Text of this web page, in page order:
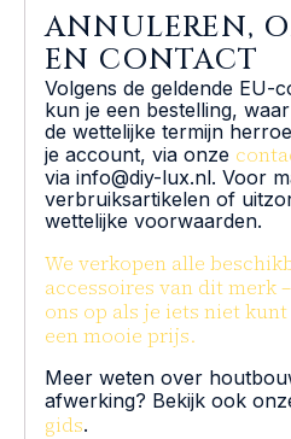
ANNULEREN,
EN CONTACT
Volgens de geldende EU-
kun je een bestelling,
de wettelijke termijn
je account, via onze
via info@diy-lux.nl. Voor
verbruiksartikelen of
wettelijke voorwaarden.
We verkopen alle
accessoires van dit merk
ons op als je iets niet
een mooie prijs.
Meer weten over
afwerking? Bekijk ook
gids.